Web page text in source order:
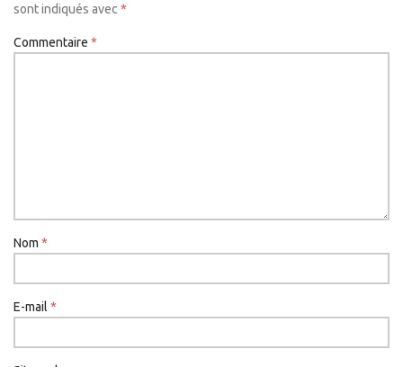
sont indiqués avec *
Commentaire *
Nom *
E-mail *